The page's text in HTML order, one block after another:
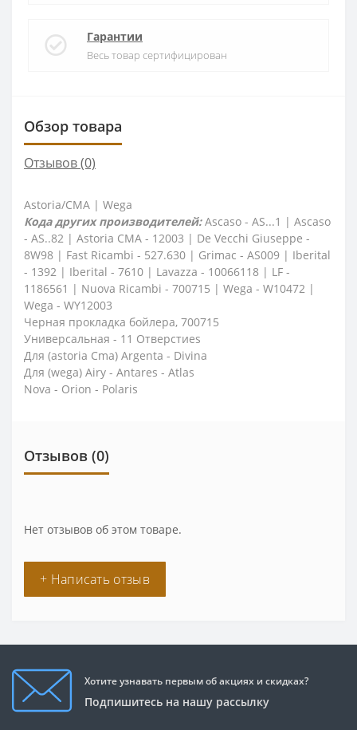
Гарантии
Весь товар сертифицирован
Обзор товара
Отзывов (0)
Astoria/CMA | Wega
Кода других производителей:Ascaso - AS...1 | Ascaso
- AS..82 | Astoria CMA - 12003 | De Vecchi Giuseppe -
8W98 | Fast Ricambi - 527.630 | Grimac - AS009 | Iberital
- 1392 | Iberital - 7610 | Lavazza - 10066118 | LF -
1186561 | Nuova Ricambi - 700715 | Wega - W10472 |
Wega - WY12003
Черная прокладка бойлера, 700715
Универсальная - 11 Отверстиеs
Для (astoria Cma) Argenta - Divina
Для (wega) Airy - Antares - Atlas
Nova - Orion - Polaris
Отзывов (0)
Нет отзывов об этом товаре.
+ Написать отзыв
Хотите узнавать первым об акциях и скидках?
Подпишитесь на нашу рассылку